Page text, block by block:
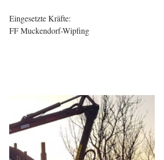
Eingesetzte Kräfte:
FF Muckendorf-Wipfing